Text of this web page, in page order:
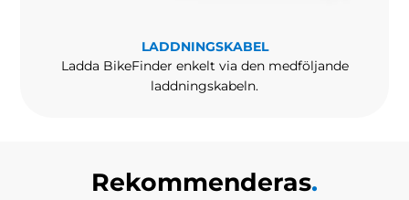
LADDNINGSKABEL
Ladda BikeFinder enkelt via den medföljande
laddningskabeln.
Rekommenderas.